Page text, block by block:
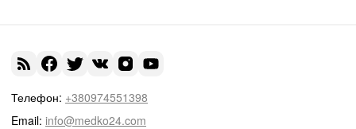
Телефон: +380974551398
Email: info@medko24.com